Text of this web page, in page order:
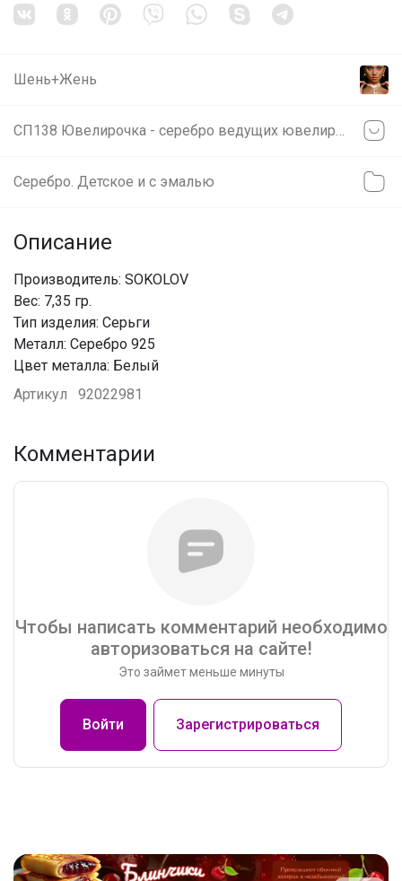
Шень+Жень
Серебро. Детское и с эмалью
Описание
Производитель: SOKOLOV
Вес: 7,35 гр.
Тип изделия: Серьги
Металл: Серебро 925
Цвет металла: Белый
Артикул
92022981
Комментарии
Чтобы написать комментарий необходимо
авторизоваться на сайте!
Это займет меньше минуты
Войти Зарегистрироваться